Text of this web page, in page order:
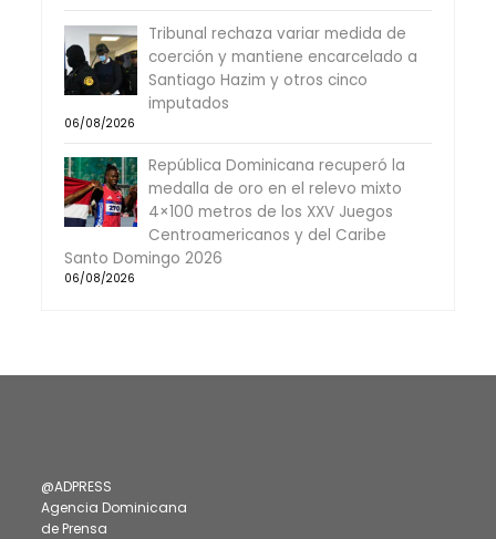
Tribunal rechaza variar medida de
coerción y mantiene encarcelado a
Santiago Hazim y otros cinco
imputados
06/08/2026
República Dominicana recuperó la
medalla de oro en el relevo mixto
4×100 metros de los XXV Juegos
Centroamericanos y del Caribe
Santo Domingo 2026
06/08/2026
@ADPRESS
Agencia Dominicana
de Prensa